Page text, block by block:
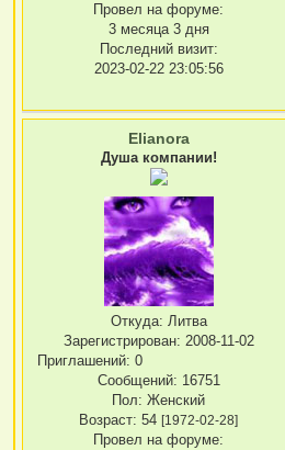
Провел на форуме:
3 месяца 3 дня
Последний визит:
2023-02-22 23:05:56
Elianora
Душа компании!
Откуда: Литва
Зарегистрирован: 2008-11-02
Приглашений: 0
Сообщений: 16751
Пол: Женский
Возраст: 54[1972-02-28]
Провел на форуме: